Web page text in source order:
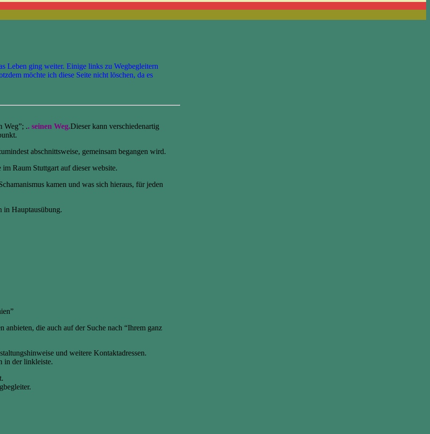
Leben ging weiter. Einige links zu Wegbegleitern
möchte ich diese Seite nicht löschen, da es
Weg”; .. seinen Weg.Dieser kann verschiedenartig
abschnittsweise, gemeinsam begangen wird.
Raum Stuttgart auf dieser website.
kamen und was sich hieraus, für jeden
in Hauptausübung.
anbieten, die auch auf der Suche nach “Ihrem ganz
und weitere Kontaktadressen.
in der linkleiste.